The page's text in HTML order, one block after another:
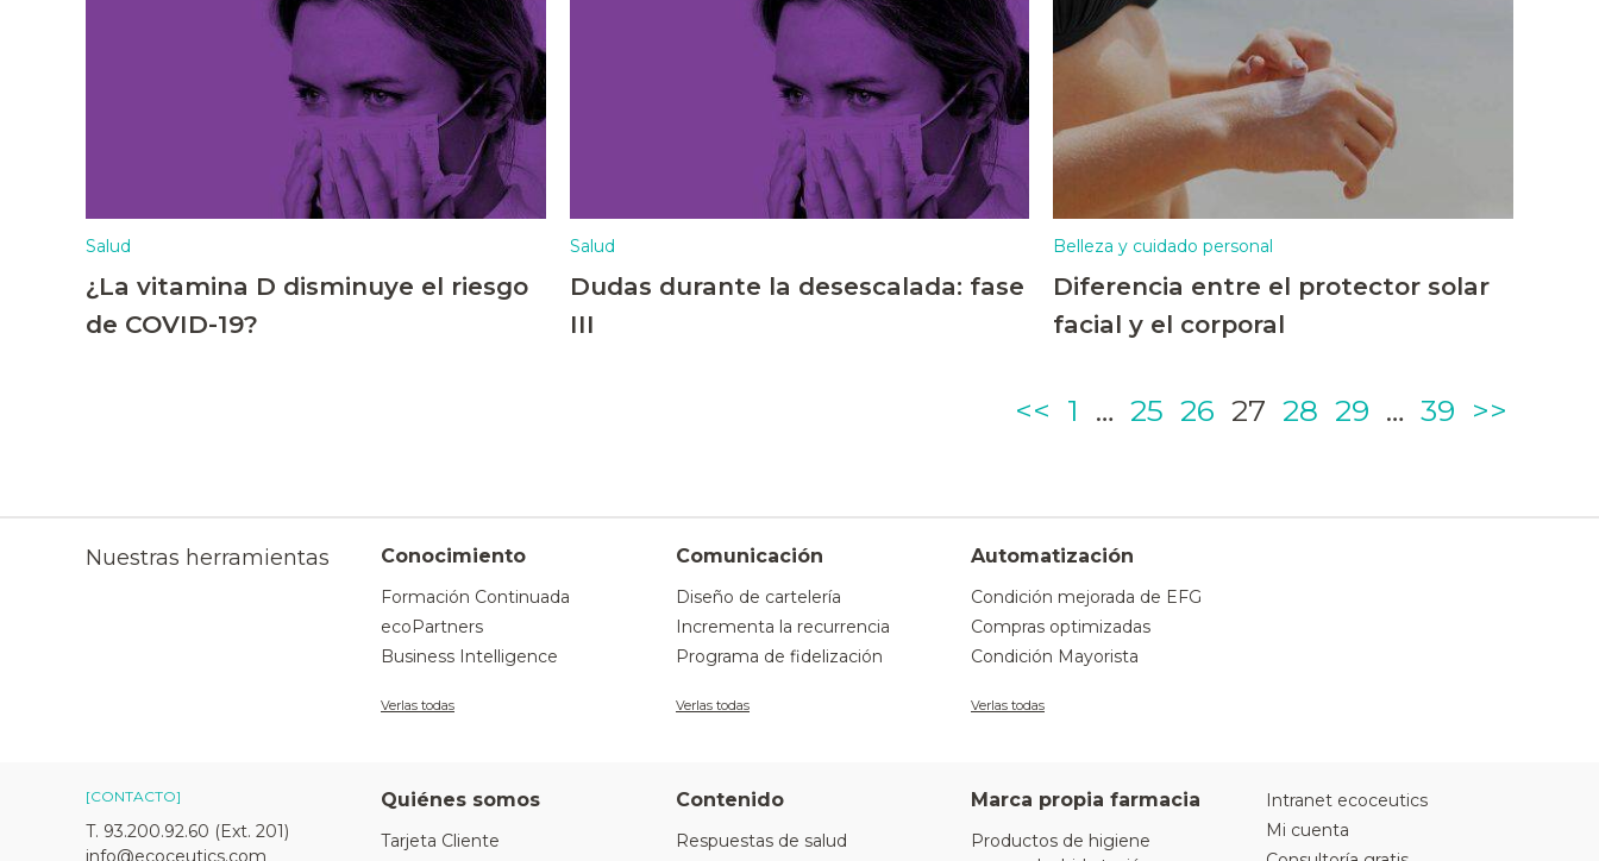
Salud
¿La vitamina D disminuye el riesgo
de COVID-19?
Salud
Dudas durante la desescalada: fase
III
Belleza y cuidado personal
Diferencia entre el protector solar
facial y el corporal
<< Page
1 … Page
25 Page
26 Page
27 Page
28 Page
29 … Page
39 >>
Nuestras herramientas Conocimiento
Formación Continuada
ecoPartners
Business Intelligence
Verlas todas
Comunicación
Diseño de cartelería
Incrementa la recurrencia
Programa de fidelización
Verlas todas
Automatización
Condición mejorada de EFG
Compras optimizadas
Condición Mayorista
Verlas todas
[CONTACTO]
T. 93.200.92.60 (Ext. 201)
info@ecoceutics.com
Quiénes somos
Tarjeta Cliente
Contenido
Respuestas de salud
Marca propia farmacia
Productos de higiene
Intranet ecoceutics
Mi cuenta